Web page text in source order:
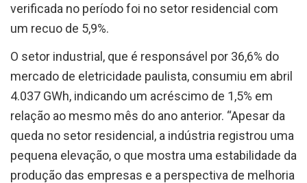
verificada no período foi no setor residencial com
um recuo de 5,9%.
O setor industrial, que é responsável por 36,6% do
mercado de eletricidade paulista, consumiu em abril
4.037 GWh, indicando um acréscimo de 1,5% em
relação ao mesmo mês do ano anterior. “Apesar da
queda no setor residencial, a indústria registrou uma
pequena elevação, o que mostra uma estabilidade da
produção das empresas e a perspectiva de melhoria